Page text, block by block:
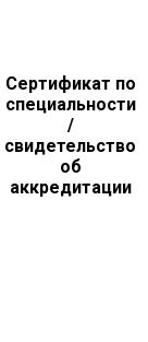
Сертификат по
специальности
/
свидетельство
об
аккредитации